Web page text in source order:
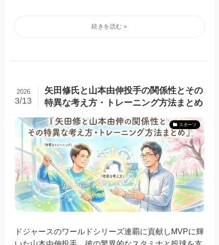
矢田修氏と山本由伸投手の関係性とその
特異な考え方・トレーニング方法まとめ
2026
3/13
スポーツ
ドジャースのワールドシリーズ連覇に貢献しMVPに輝